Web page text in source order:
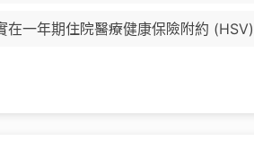
在一年期住院醫療健康保險附約